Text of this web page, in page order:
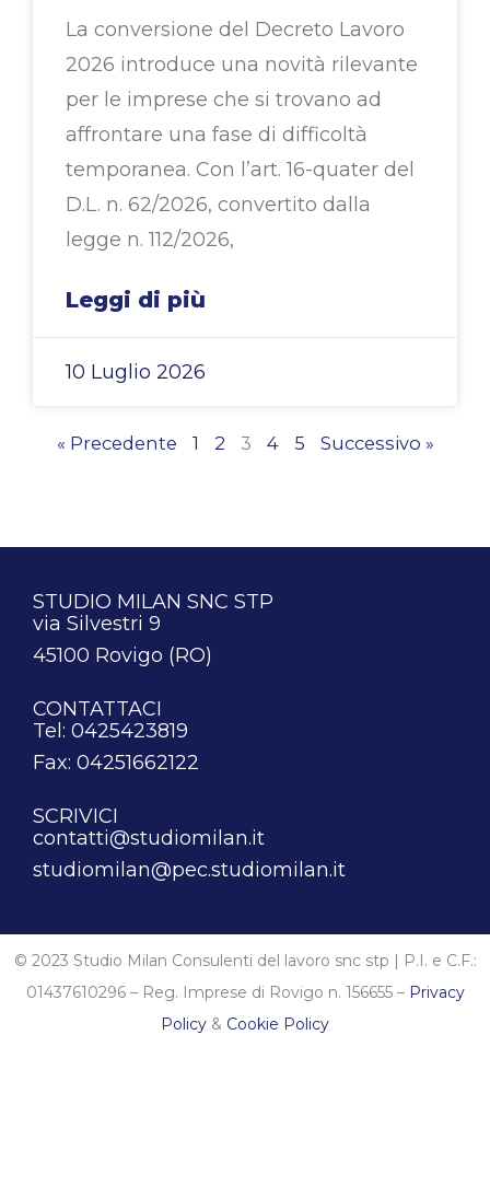
La conversione del Decreto Lavoro
2026 introduce una novità rilevante
per le imprese che si trovano ad
affrontare una fase di difficoltà
temporanea. Con l’art. 16-quater del
D.L. n. 62/2026, convertito dalla
legge n. 112/2026,
Leggi di più
10 Luglio 2026
« Precedente 1 2 3 4 5 Successivo »
STUDIO MILAN SNC STP
via Silvestri 9
45100 Rovigo (RO)
CONTATTACI
Tel: 0425423819
Fax: 04251662122
SCRIVICI
contatti@studiomilan.it
studiomilan@pec.studiomilan.it
© 2023 Studio Milan Consulenti del lavoro snc stp | P.I. e C.F.:
01437610296 – Reg. Imprese di Rovigo n. 156655 – Privacy
Policy & Cookie Policy